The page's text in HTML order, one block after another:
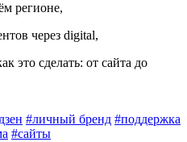
регионе,
через digital,
сделать: от сайта до
#личный бренд #поддержка
#сайты